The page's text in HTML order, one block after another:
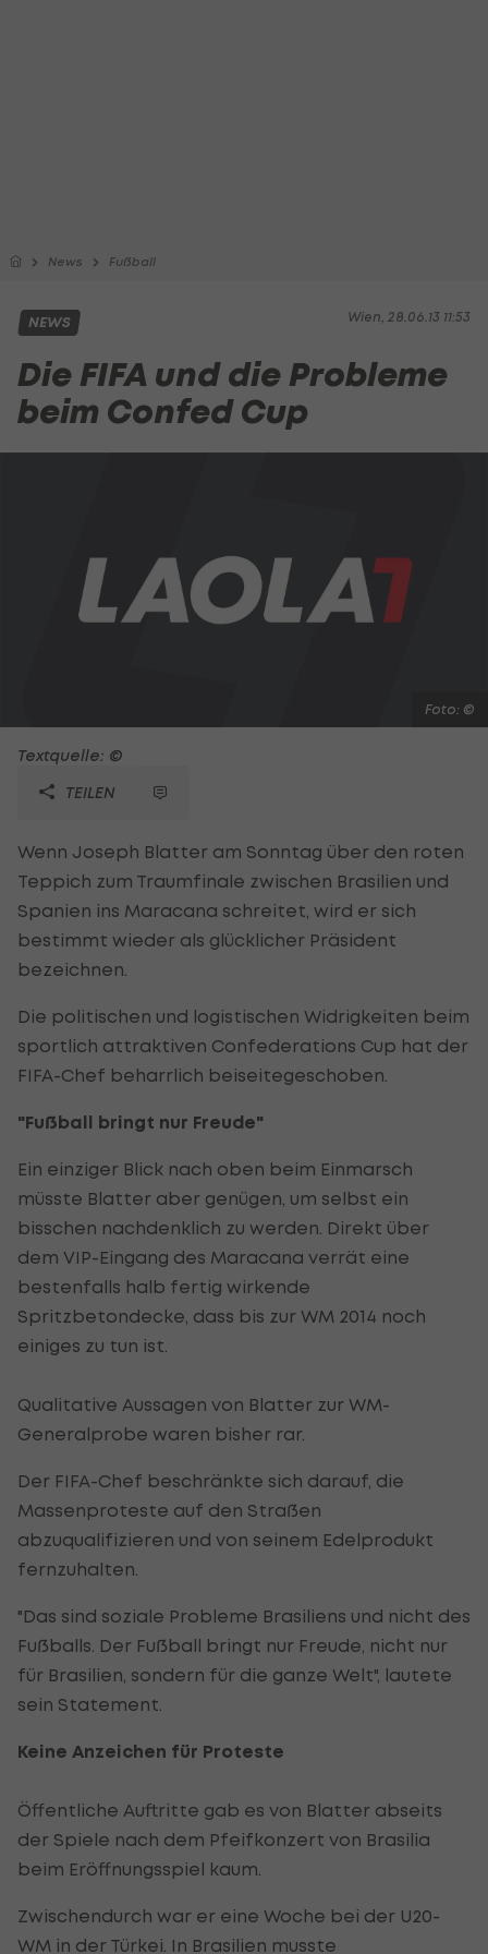
News Fußball
Wien, 28.06.13 11:53
NEWS
Die FIFA und die Probleme
beim Confed Cup
Foto: ©
Textquelle: ©
TEILEN
Wenn Joseph Blatter am Sonntag über den roten
Teppich zum Traumfinale zwischen Brasilien und
Spanien ins Maracana schreitet, wird er sich
bestimmt wieder als glücklicher Präsident
bezeichnen.
Die politischen und logistischen Widrigkeiten beim
sportlich attraktiven Confederations Cup hat der
FIFA-Chef beharrlich beiseitegeschoben.
"Fußball bringt nur Freude"
Ein einziger Blick nach oben beim Einmarsch
müsste Blatter aber genügen, um selbst ein
bisschen nachdenklich zu werden. Direkt über
dem VIP-Eingang des Maracana verrät eine
bestenfalls halb fertig wirkende
Spritzbetondecke, dass bis zur WM 2014 noch
einiges zu tun ist.
Qualitative Aussagen von Blatter zur WM-
Generalprobe waren bisher rar.
Der FIFA-Chef beschränkte sich darauf, die
Massenproteste auf den Straßen
abzuqualifizieren und von seinem Edelprodukt
fernzuhalten.
"Das sind soziale Probleme Brasiliens und nicht des
Fußballs. Der Fußball bringt nur Freude, nicht nur
für Brasilien, sondern für die ganze Welt", lautete
sein Statement.
Keine Anzeichen für Proteste
Öffentliche Auftritte gab es von Blatter abseits
der Spiele nach dem Pfeifkonzert von Brasilia
beim Eröffnungsspiel kaum.
Zwischendurch war er eine Woche bei der U20-
WM in der Türkei. In Brasilien musste